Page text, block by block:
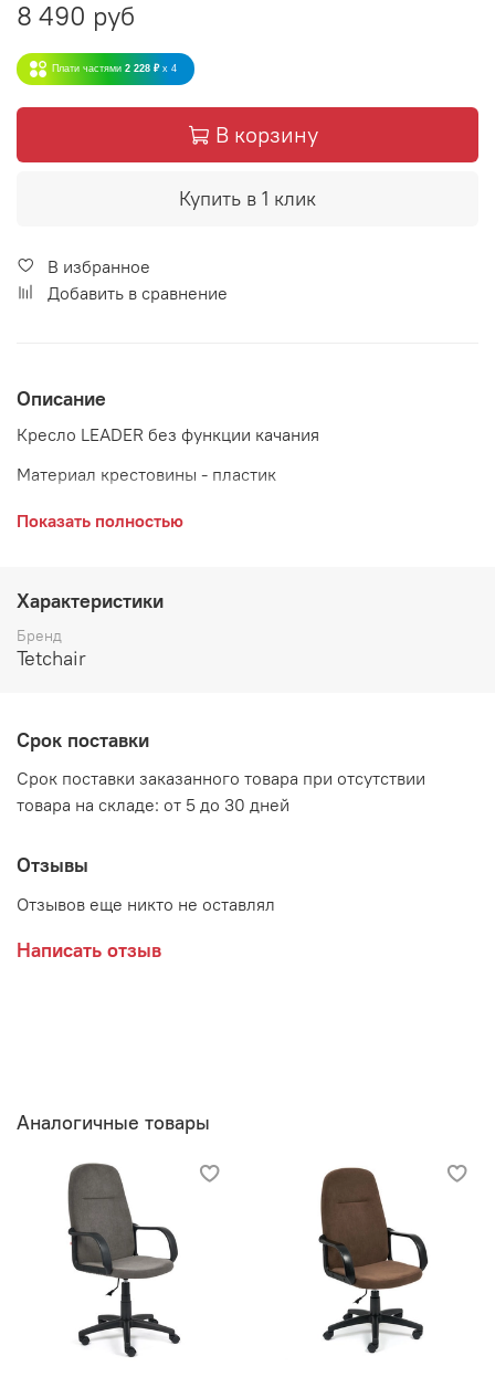
8 490 руб
Плати частями 2 228 ₽ x 4
В корзину
Купить в 1 клик
В избранное
Добавить в сравнение
Описание
Кресло LEADER без функции качания
Материал крестовины - пластик
Материал подлокотников - пластик
Показать полностью
Характеристики
Бренд
Tetchair
Срок поставки
Срок поставки заказанного товара при отсутствии
товара на складе: от 5 до 30 дней
Отзывы
Отзывов еще никто не оставлял
Написать отзыв
Аналогичные товары